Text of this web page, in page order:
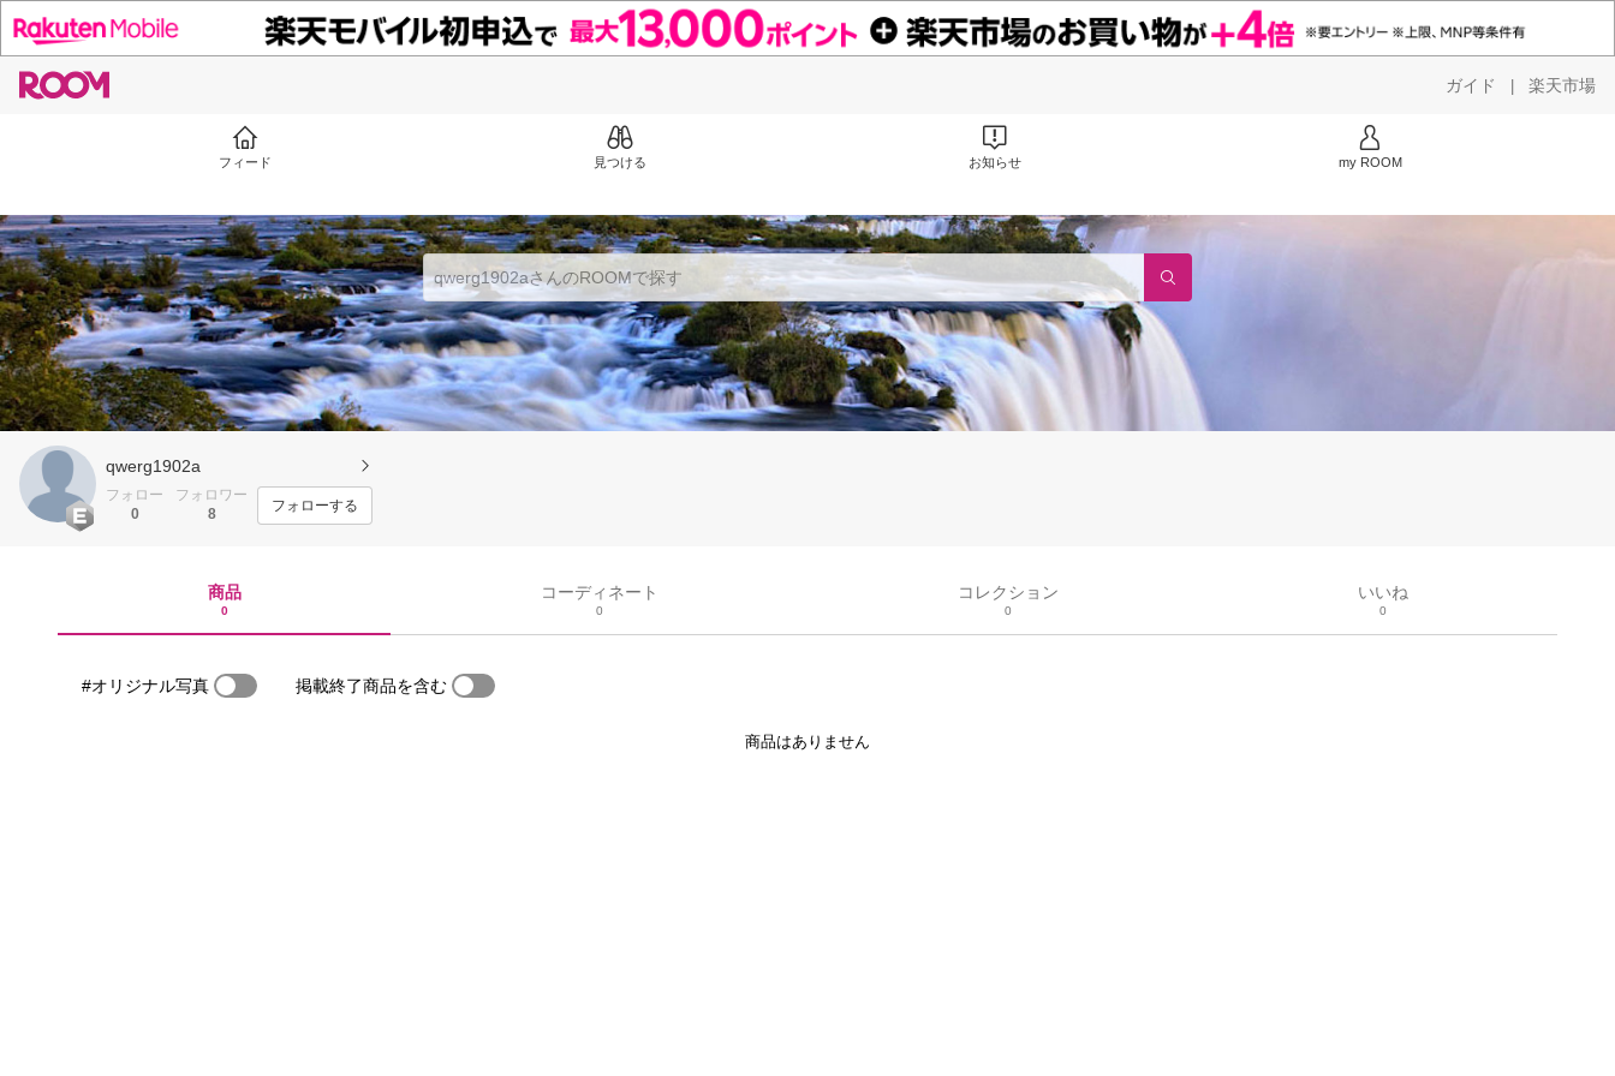
ガイド | 楽天市場
フィード 見つける お知らせ my ROOM
qwerg1902a
フォロー
0
フォロワー
8
フォローする
商品
0
コーディネート
0
コレクション
0
いいね
0
#オリジナル写真 掲載終了商品を含む
商品はありません